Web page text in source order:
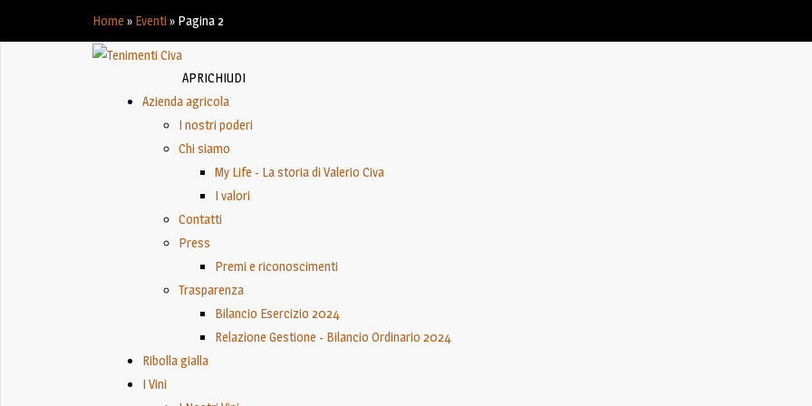
Home » Eventi » Pagina 2
APRICHIUDI
Azienda agricola
I nostri poderi
Chi siamo
My Life - La storia di Valerio Civa
I valori
Contatti
Press
Premi e riconoscimenti
Trasparenza
Bilancio Esercizio 2024
Relazione Gestione - Bilancio Ordinario 2024
Ribolla gialla
I Vini